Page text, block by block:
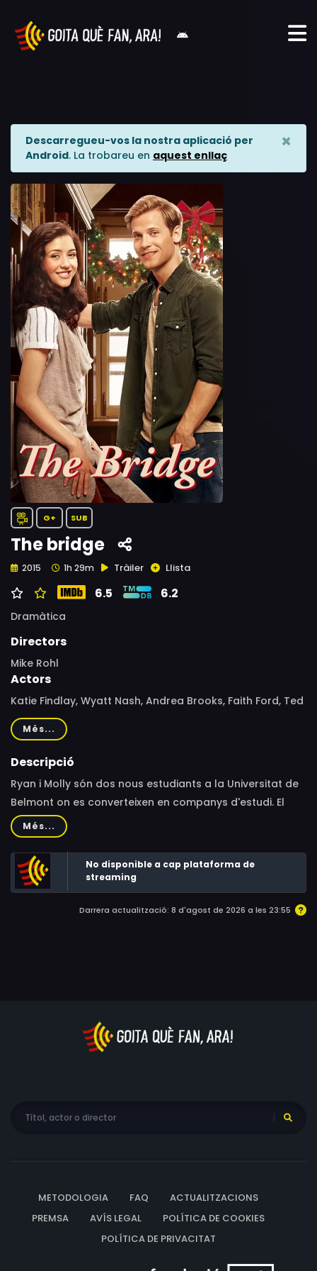
Descarregueu-vos la nostra aplicació per
Android. La trobareu en aquest enllaç
×
G+ SUB
The bridge
2015 1h 29m Tràiler Llista
6.5 6.2
Dramàtica
Directors
Mike Rohl
Actors
Katie Findlay, Wyatt Nash, Andrea Brooks, Faith Ford, Ted
McGinley, Kazumi Evans, Steve Bacic
Més...
Descripció
Ryan i Molly són dos nous estudiants a la Universitat de
Belmont on es converteixen en companys d'estudi. El
pont, una llibreria local, es converteix en part de la seva
vida mentre la seva relació creix.
Més...
No disponible a cap plataforma de
streaming
Darrera actualització: 8 d'agost de 2026 a les 23:55
METODOLOGIA FAQ
ACTUALITZACIONS
PREMSA
AVÍS LEGAL
POLÍTICA DE COOKIES
POLÍTICA DE PRIVACITAT